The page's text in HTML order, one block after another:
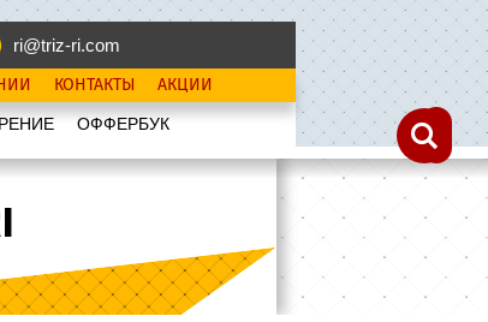
ri@triz-ri.com
КОНТАКТЫ АКЦИИ
OФФЕРБУК